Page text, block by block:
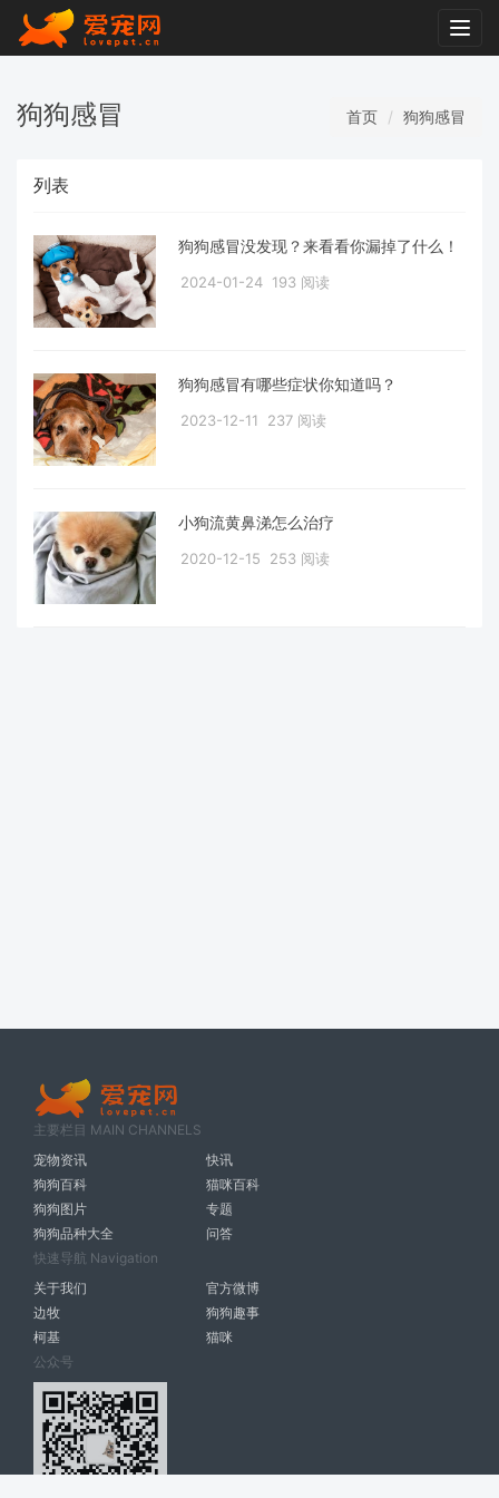
狗狗感冒 首页 狗狗感冒
列表
狗狗感冒没发现？来看看你漏掉了什么！
2024-01-24 193 阅读
狗狗感冒有哪些症状你知道吗？
2023-12-11 237 阅读
小狗流黄鼻涕怎么治疗
2020-12-15 253 阅读
主要栏目 MAIN CHANNELS
宠物资讯
快讯
狗狗百科
猫咪百科
狗狗图片
专题
狗狗品种大全
问答
快速导航 Navigation
关于我们
官方微博
边牧
狗狗趣事
柯基
猫咪
公众号